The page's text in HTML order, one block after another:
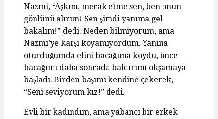
Nazmi, “Aşkım, merak etme sen, ben onun
gönlünü alırım! Sen şimdi yanıma gel
bakalım!” dedi. Neden bilmiyorum, ama
Nazmi’ye karşı koyamıyordum. Yanına
oturduğumda elini bacağıma koydu, önce
bacağımı daha sonrada baldırımı okşamaya
başladı. Birden başımı kendine çekerek,
“Seni seviyorum kız!” dedi.
Evli bir kadındım, ama yabancı bir erkek